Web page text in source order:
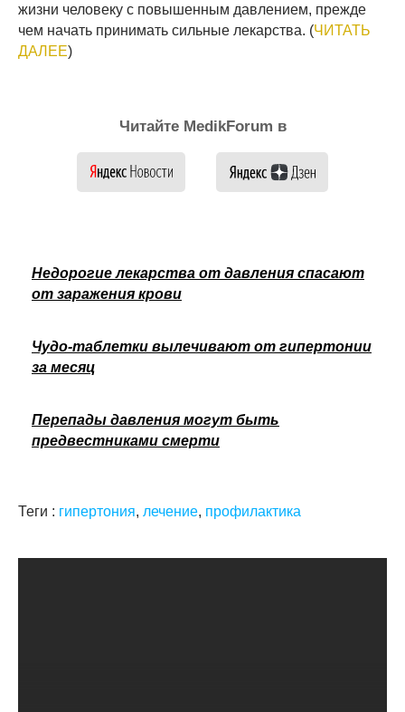
жизни человеку с повышенным давлением, прежде
чем начать принимать сильные лекарства. (ЧИТАТЬ
ДАЛЕЕ)
Читайте MedikForum в
Недорогие лекарства от давления спасают
от заражения крови
Чудо-таблетки вылечивают от гипертонии
за месяц
Перепады давления могут быть
предвестниками смерти
Теги : гипертония, лечение, профилактика